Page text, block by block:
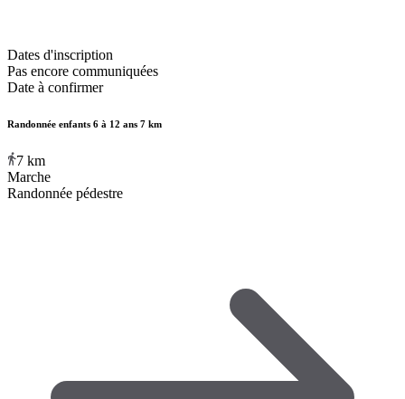
Dates d'inscription
Pas encore communiquées
Date à confirmer
Randonnée enfants 6 à 12 ans 7 km
7 km
Marche
Randonnée pédestre